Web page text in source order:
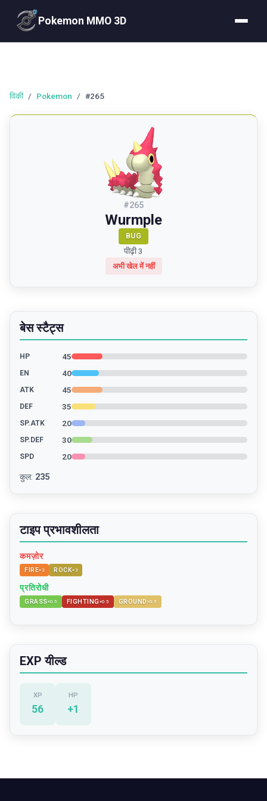
Pokemon MMO 3D
विकी / Pokemon / #265
#265
Wurmple
BUG
पीढ़ी 3
अभी खेल में नहीं
बेस स्टैट्स
HP 45
EN 40
ATK 45
DEF 35
SP.ATK 20
SP.DEF 30
SPD 20
कुल: 235
टाइप प्रभावशीलता
कमज़ोर
FIRE× 2 ROCK× 2
प्रतिरोधी
GRASS×0.5 FIGHTING ×0.5 GROUND ×0.5
EXP यील्ड
XP
56
HP
+1